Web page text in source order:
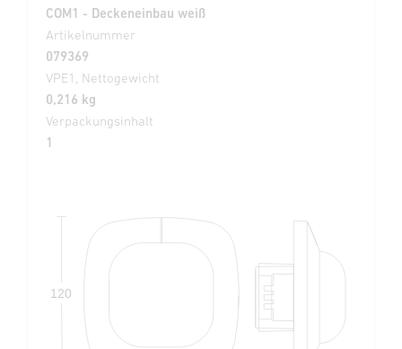
COM1 - Deckeneinbau weiß
Artikelnummer
079369
VPE1, Nettogewicht
0,216 kg
Verpackungsinhalt
1
120